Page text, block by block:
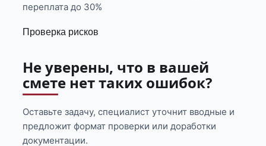
переплата до 30%
Проверка рисков
Не уверены, что в вашей
смете нет таких ошибок?
Оставьте задачу, специалист уточнит вводные и
предложит формат проверки или доработки
документации.